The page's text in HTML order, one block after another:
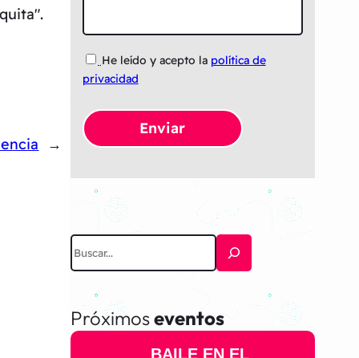
→
He leído y acepto la política de
privacidad
B
u
c
a
Próximoseventos
BAILE EN EL